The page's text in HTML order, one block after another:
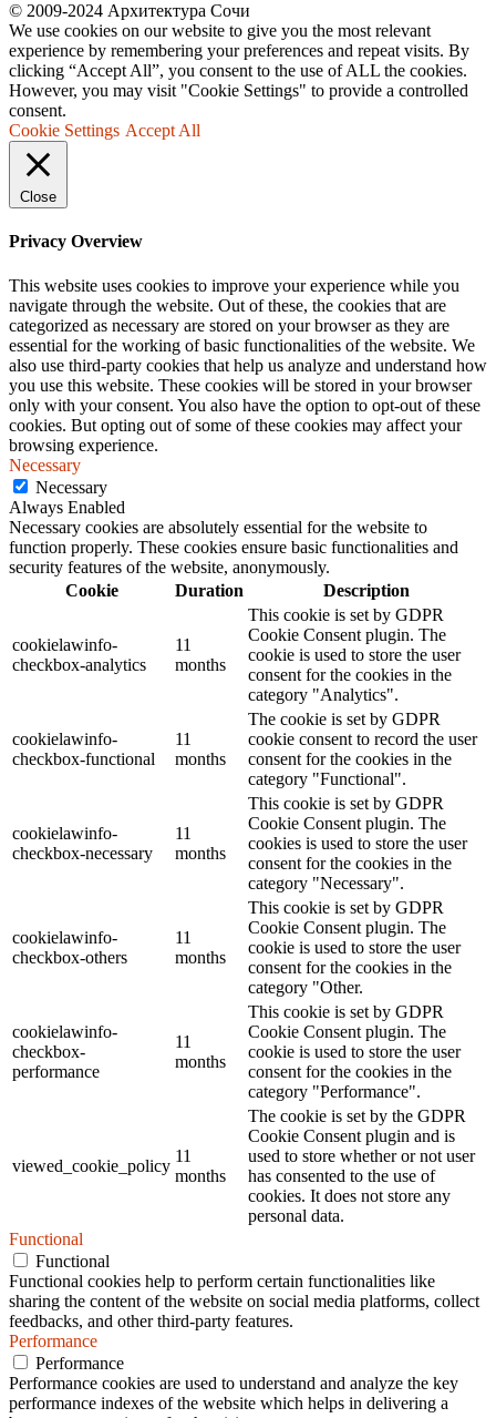
© 2009-2024 Архитектура Сочи
We use cookies on our website to give you the most relevant
experience by remembering your preferences and repeat visits. By
clicking “Accept All”, you consent to the use of ALL the cookies.
However, you may visit "Cookie Settings" to provide a controlled
consent.
Cookie Settings Accept All
Close
Privacy Overview
This website uses cookies to improve your experience while you
navigate through the website. Out of these, the cookies that are
categorized as necessary are stored on your browser as they are
essential for the working of basic functionalities of the website. We
also use third-party cookies that help us analyze and understand how
you use this website. These cookies will be stored in your browser
only with your consent. You also have the option to opt-out of these
cookies. But opting out of some of these cookies may affect your
browsing experience.
Necessary
Necessary
Always Enabled
Necessary cookies are absolutely essential for the website to
function properly. These cookies ensure basic functionalities and
security features of the website, anonymously.
Cookie
Duration Description
cookielawinfo-
checkbox-analytics
11
months
This cookie is set by GDPR
Cookie Consent plugin. The
cookie is used to store the user
consent for the cookies in the
category "Analytics".
cookielawinfo-
checkbox-functional
11
months
The cookie is set by GDPR
cookie consent to record the user
consent for the cookies in the
category "Functional".
cookielawinfo-
checkbox-necessary
11
months
This cookie is set by GDPR
Cookie Consent plugin. The
cookies is used to store the user
consent for the cookies in the
category "Necessary".
cookielawinfo-
checkbox-others
11
months
This cookie is set by GDPR
Cookie Consent plugin. The
cookie is used to store the user
consent for the cookies in the
category "Other.
cookielawinfo-
checkbox-
performance
11
months
This cookie is set by GDPR
Cookie Consent plugin. The
cookie is used to store the user
consent for the cookies in the
category "Performance".
viewed_cookie_policy
11
months
The cookie is set by the GDPR
Cookie Consent plugin and is
used to store whether or not user
has consented to the use of
cookies. It does not store any
personal data.
Functional
Functional
Functional cookies help to perform certain functionalities like
sharing the content of the website on social media platforms, collect
feedbacks, and other third-party features.
Performance
Performance
Performance cookies are used to understand and analyze the key
performance indexes of the website which helps in delivering a